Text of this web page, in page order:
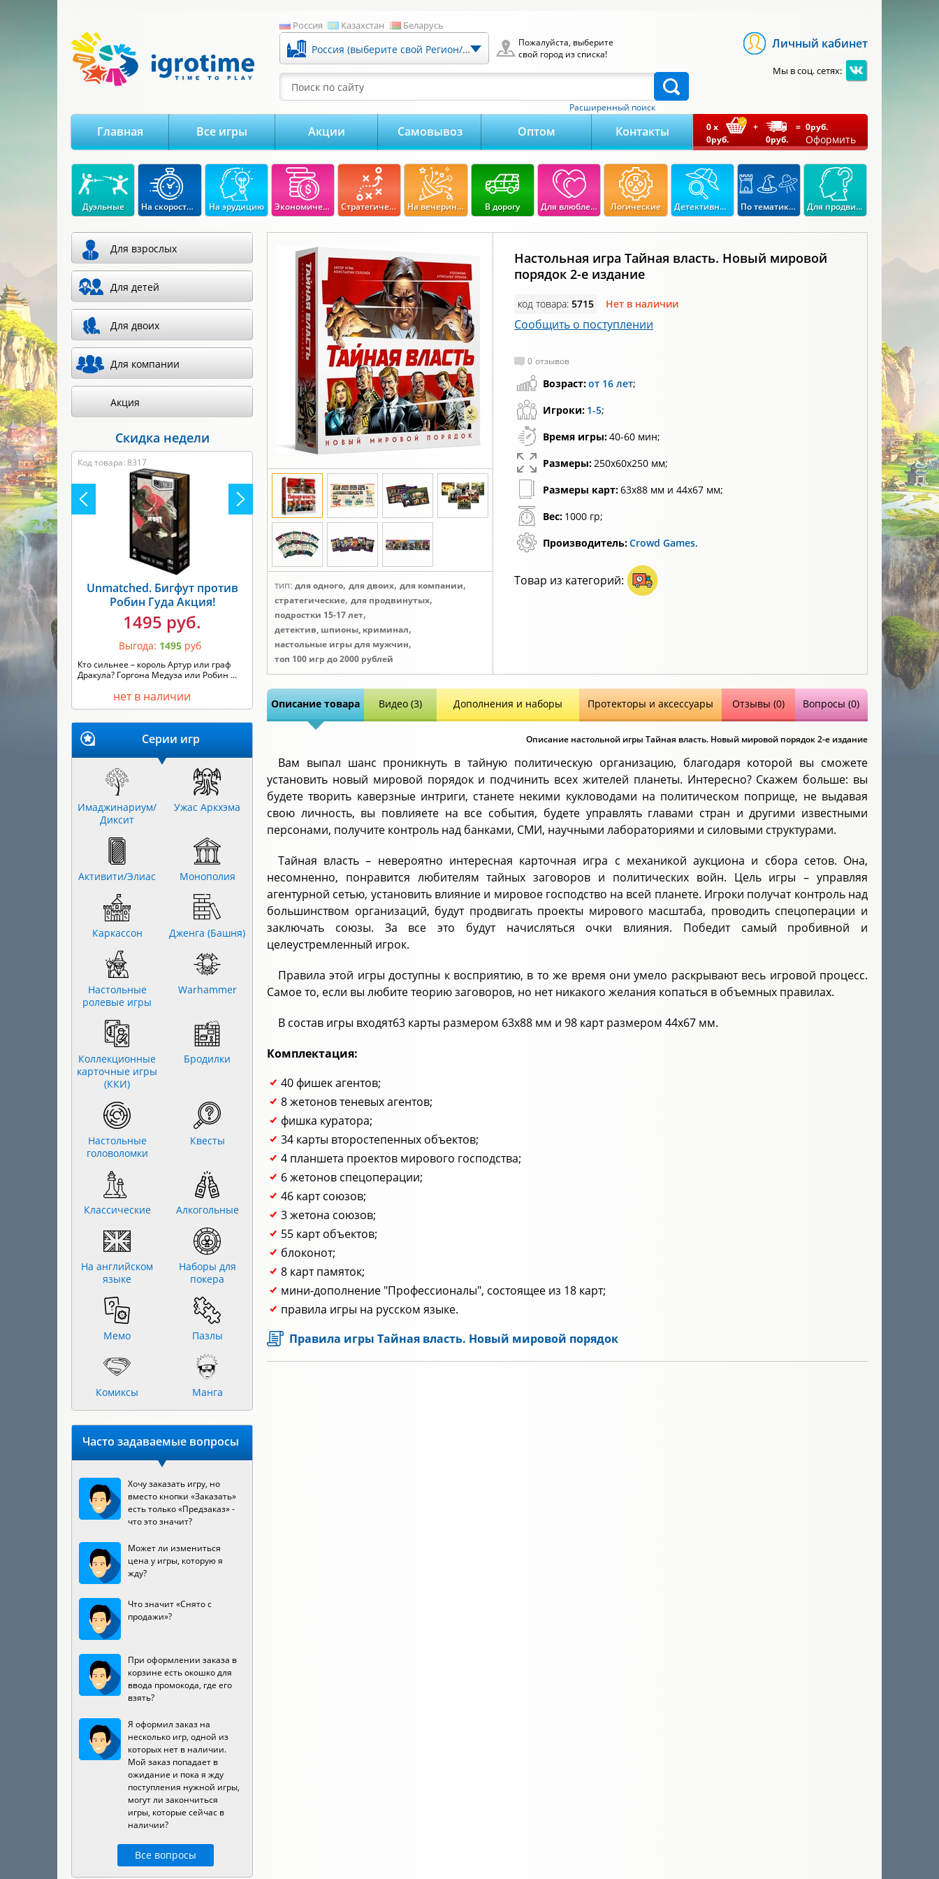
Россия Казахстан Беларусь
Россия (выберите свой Регион/Город)
Пожалуйста, выберите
свой город из списка!
Поиск по сайту
Расширенный поиск
Личный кабинет
Мы в соц. сетях:
Главная Все игры Акции Самовывоз Оптом Контакты 0x
0руб.
+
0руб.
= 0руб.
Оформить
Дуэльные На скорость реакции На эрудицию Экономические Стратегические На вечеринку В дорогу Для влюбленных Логические Детективные По тематикам Для продвинутых
тип: для одного, для двоих, для компании,
стратегические, для продвинутых,
подростки 15-17 лет,
детектив, шпионы, криминал,
настольные игры для мужчин,
топ 100 игр до 2000 рублей
Настольная игра Тайная власть. Новый мировой
порядок 2-е издание
код товара: 5715 Нет в наличии
Сообщить о поступлении
0 отзывов
Возраст:от 16 лет;
Игроки: 1-5;
Время игры:40-60 мин;
Размеры:250х60х250 мм;
Размеры карт:63х88 мм и 44х67 мм;
Вес: 1000 гр;
Производитель:Crowd Games.
Товар из категорий:
Описание товара Видео (3) Дополнения и наборы Протекторы и аксессуары Отзывы (0) Вопросы (0)
Описание настольной игры Тайная власть. Новый мировой порядок 2-е издание
Вам выпал шанс проникнуть в тайную политическую организацию, благодаря которой вы сможете
установить новый мировой порядок и подчинить всех жителей планеты. Интересно? Скажем больше: вы
будете творить каверзные интриги, станете некими кукловодами на политическом поприще, не выдавая
свою личность, вы повлияете на все события, будете управлять главами стран и другими известными
персонами, получите контроль над банками, СМИ, научными лабораториями и силовыми структурами.
Тайная власть – невероятно интересная карточная игра с механикой аукциона и сбора сетов. Она,
несомненно, понравится любителям тайных заговоров и политических войн. Цель игры – управляя
агентурной сетью, установить влияние и мировое господство на всей планете. Игроки получат контроль над
большинством организаций, будут продвигать проекты мирового масштаба, проводить спецоперации и
заключать союзы. За все это будут начисляться очки влияния. Победит самый пробивной и
целеустремленный игрок.
Правила этой игры доступны к восприятию, в то же время они умело раскрывают весь игровой процесс.
Самое то, если вы любите теорию заговоров, но нет никакого желания копаться в объемных правилах.
В состав игры входят63 карты размером 63х88 мм и 98 карт размером 44х67 мм.
Комплектация:
40 фишек агентов;
8 жетонов теневых агентов;
фишка куратора;
34 карты второстепенных объектов;
4 планшета проектов мирового господства;
6 жетонов спецоперации;
46 карт союзов;
3 жетона союзов;
55 карт объектов;
блоконот;
8 карт памяток;
мини-дополнение "Профессионалы", состоящее из 18 карт;
правила игры на русском языке.
Правила игры Тайная власть. Новый мировой порядок
Для взрослых
Для детей
Для двоих
Для компании
Акция
Скидка недели
Код товара: 8317
Unmatched. Бигфут против
Робин Гуда Акция!
1495 руб.
Выгода: 1495 руб
Кто сильнее – король Артур или граф
Дракула? Горгона Медуза или Робин ...
нет в наличии
Серии игр
Имаджинариум/
Диксит
Ужас Аркхэма
Активити/Элиас Монополия
Каркассон Дженга (Башня)
Настольные
ролевые игры
Warhammer
Коллекционные
карточные игры
(ККИ)
Бродилки
Настольные
головоломки
Квесты
Классические Алкогольные
На английском
языке
Наборы для
покера
Мемо Пазлы
Комиксы Манга
Часто задаваемые вопросы
Хочу заказать игру, но
вместо кнопки «Заказать»
есть только «Предзаказ» -
что это значит?
Может ли измениться
цена у игры, которую я
жду?
Что значит «Снято с
продажи»?
При оформлении заказа в
корзине есть окошко для
ввода промокода, где его
взять?
Я оформил заказ на
несколько игр, одной из
которых нет в наличии.
Мой заказ попадает в
ожидание и пока я жду
поступления нужной игры,
могут ли закончиться
игры, которые сейчас в
наличии?
Все вопросы